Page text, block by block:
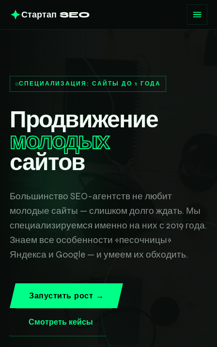
Стартап SEO
СПЕЦИАЛИЗАЦИЯ: САЙТЫ ДО 1 ГОДА
Продвижение
молодых
сайтов
Большинство SEO-агентств не любит
молодые сайты — слишком долго ждать. Мы
специализируемся именно на них с 2019 года.
Знаем все особенности «песочницы»
Яндекса и Google — и умеем их обходить.
Запустить рост →
Смотреть кейсы